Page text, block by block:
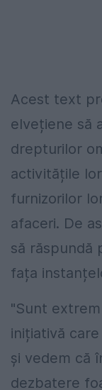
Acest text
elvețiene să
drepturilor
activitățile
furnizorilor
afaceri. De
să răspundă
fața
"Sunt
inițiativă
și vedem că
dezbatere